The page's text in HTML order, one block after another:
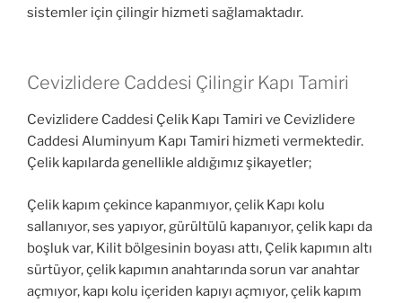
sistemler için çilingir hizmeti sağlamaktadır.
Cevizlidere Caddesi Çilingir Kapı Tamiri
Cevizlidere Caddesi Çelik Kapı Tamiri ve Cevizlidere
Caddesi Aluminyum Kapı Tamiri hizmeti vermektedir.
Çelik kapılarda genellikle aldığımız şikayetler;
Çelik kapım çekince kapanmıyor, çelik Kapı kolu
sallanıyor, ses yapıyor, gürültülü kapanıyor, çelik kapı da
boşluk var, Kilit bölgesinin boyası attı, Çelik kapımın altı
sürtüyor, çelik kapımın anahtarında sorun var anahtar
açmıyor, kapı kolu içeriden kapıyı açmıyor, çelik kapım